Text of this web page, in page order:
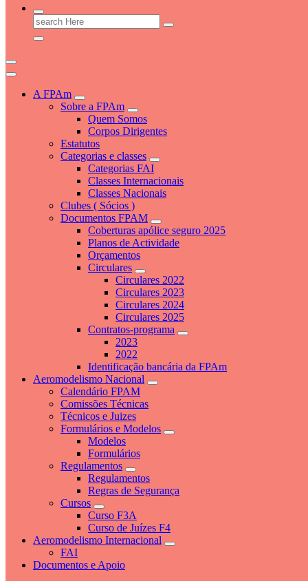
FPAM
Search
for:
A FPAm
Sobre a FPAm
Quem Somos
Corpos Dirigentes
Estatutos
Categorias e classes
Categorias FAI
Classes Internacionais
Classes Nacionais
Clubes ( Sócios )
Documentos FPAM
Coberturas apólice seguro 2025
Planos de Actividade
Orçamentos
Circulares
Circulares 2022
Circulares 2023
Circulares 2024
Circulares 2025
Contratos-programa
2023
2022
Identificação bancária da FPAm
Aeromodelismo Nacional
Calendário FPAM
Comissões Técnicas
Técnicos e Juizes
Formulários e Modelos
Modelos
Formulários
Regulamentos
Regulamentos
Regras de Segurança
Cursos
Curso F3A
Curso de Juízes F4
Aeromodelismo Internacional
FAI
Documentos e Apoio